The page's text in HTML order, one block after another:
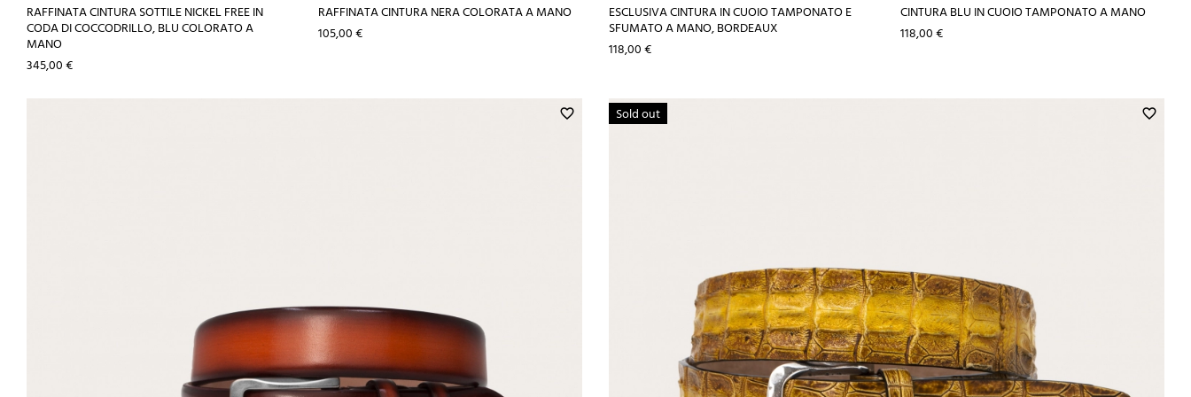
RAFFINATA CINTURA SOTTILE NICKEL FREE IN
CODA DI COCCODRILLO, BLU COLORATO A
MANO
Prezzo
345,00 €
RAFFINATA CINTURA NERA COLORATA A MANO
Prezzo
105,00 €
ESCLUSIVA CINTURA IN CUOIO TAMPONATO E
SFUMATO A MANO, BORDEAUX
Prezzo
118,00 €
CINTURA BLU IN CUOIO TAMPONATO A MANO
Prezzo
118,00 €
favorite_border favorite_border
Sold out